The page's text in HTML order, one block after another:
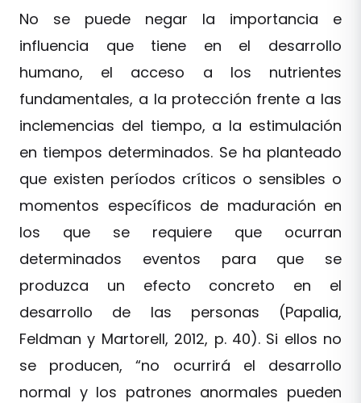
No se puede negar la importancia e
influencia que tiene en el desarrollo
humano, el acceso a los nutrientes
fundamentales, a la protección frente a las
inclemencias del tiempo, a la estimulación
en tiempos determinados. Se ha planteado
que existen períodos críticos o sensibles o
momentos específicos de maduración en
los que se requiere que ocurran
determinados eventos para que se
produzca un efecto concreto en el
desarrollo de las personas (Papalia,
Feldman y Martorell, 2012, p. 40). Si ellos no
se producen, “no ocurrirá el desarrollo
normal y los patrones anormales pueden